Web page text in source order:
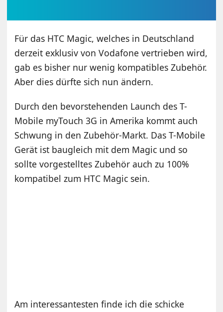
Für das HTC Magic, welches in Deutschland
derzeit exklusiv von Vodafone vertrieben wird,
gab es bisher nur wenig kompatibles Zubehör.
Aber dies dürfte sich nun ändern.
Durch den bevorstehenden Launch des T-
Mobile myTouch 3G in Amerika kommt auch
Schwung in den Zubehör-Markt. Das T-Mobile
Gerät ist baugleich mit dem Magic und so
sollte vorgestelltes Zubehör auch zu 100%
kompatibel zum HTC Magic sein.
Am interessantesten finde ich die schicke